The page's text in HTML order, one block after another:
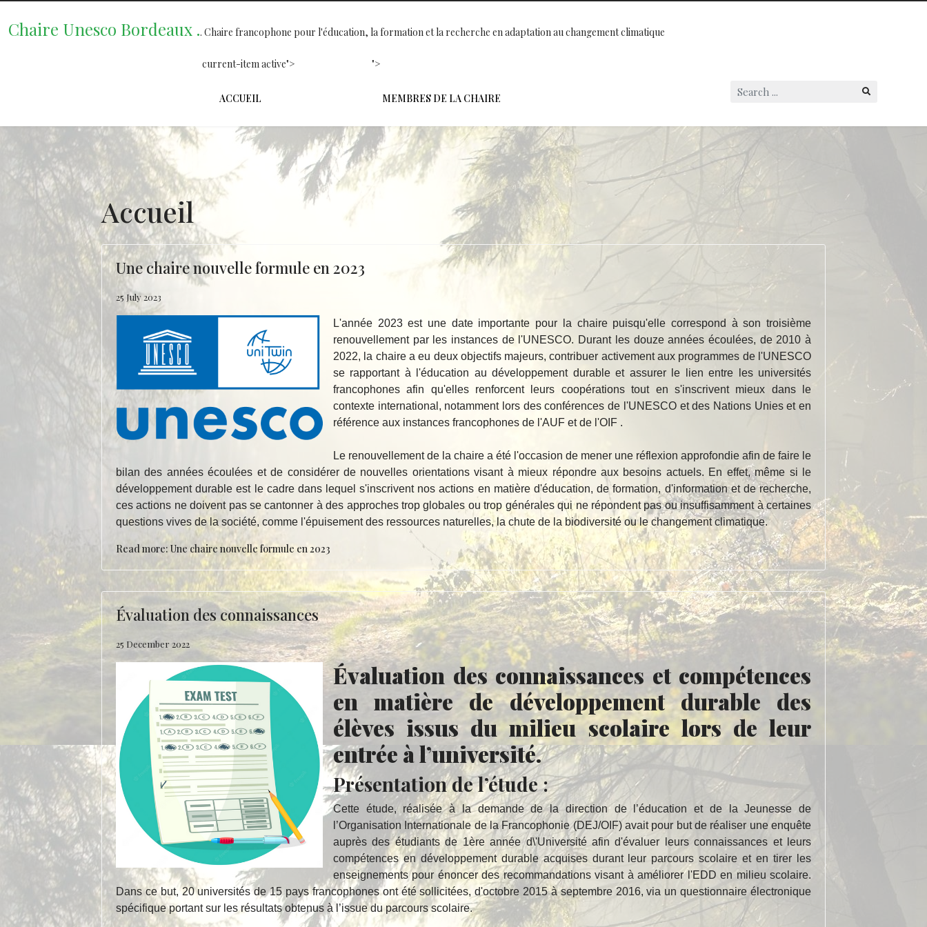
Chaire Unesco Bordeaux .. Chaire francophone pour l'éducation, la formation et la recherche en adaptation au changement climatique
current-item active">
ACCUEIL
">
MEMBRES DE LA CHAIRE
Search
Accueil
Une chaire nouvelle formule en 2023
25 July 2023
L'année 2023 est une date importante pour la chaire puisqu'elle correspond à son troisième
renouvellement par les instances de l'UNESCO. Durant les douze années écoulées, de 2010 à
2022, la chaire a eu deux objectifs majeurs, contribuer activement aux programmes de l'UNESCO
se rapportant à l'éducation au développement durable et assurer le lien entre les universités
francophones afin qu'elles renforcent leurs coopérations tout en s'inscrivent mieux dans le
contexte international, notamment lors des conférences de l'UNESCO et des Nations Unies et en
référence aux instances francophones de l'AUF et de l'OIF .
Le renouvellement de la chaire a été l'occasion de mener une réflexion approfondie afin de faire le
bilan des années écoulées et de considérer de nouvelles orientations visant à mieux répondre aux besoins actuels. En effet, même si le
développement durable est le cadre dans lequel s'inscrivent nos actions en matière d'éducation, de formation, d'information et de recherche,
ces actions ne doivent pas se cantonner à des approches trop globales ou trop générales qui ne répondent pas ou insuffisamment à certaines
questions vives de la société, comme l'épuisement des ressources naturelles, la chute de la biodiversité ou le changement climatique.
Read more: Une chaire nouvelle formule en 2023
Évaluation des connaissances
25 December 2022
Évaluation des connaissances et compétences
en matière de développement durable des
élèves issus du milieu scolaire lors de leur
entrée à l’université.
Présentation de l’étude :
Cette étude, réalisée à la demande de la direction de l’éducation et de la Jeunesse de
l’Organisation Internationale de la Francophonie (DEJ/OIF) avait pour but de réaliser une enquête
auprès des étudiants de 1ère année d\'Université afin d'évaluer leurs connaissances et leurs
compétences en développement durable acquises durant leur parcours scolaire et en tirer les
enseignements pour énoncer des recommandations visant à améliorer l'EDD en milieu scolaire.
Dans ce but, 20 universités de 15 pays francophones ont été sollicitées, d'octobre 2015 à septembre 2016, via un questionnaire électronique
spécifique portant sur les résultats obtenus à l’issue du parcours scolaire.